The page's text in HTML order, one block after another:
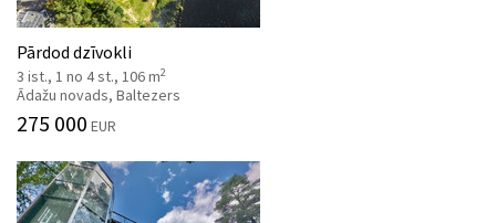
Pārdod dzīvokli
3 ist., 1 no 4 st., 106 m2
Ādažu novads, Baltezers
275 000 EUR